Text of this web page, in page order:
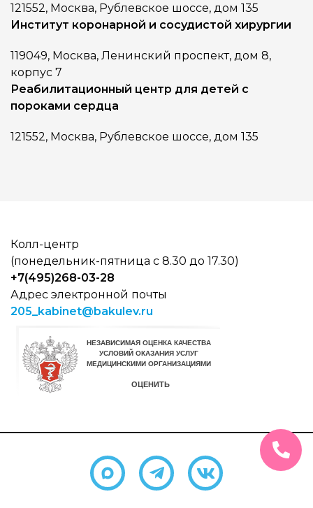
121552, Москва, Рублевское шоссе, дом 135
Институт коронарной и сосудистой хирургии
119049, Москва, Ленинский проспект, дом 8,
корпус 7
Реабилитационный центр для детей с
пороками сердца
121552, Москва, Рублевское шоссе, дом 135
Колл-центр
(понедельник-пятница с 8.30 до 17.30)
+7(495)268-03-28
Адрес электронной почты
205_kabinet@bakulev.ru